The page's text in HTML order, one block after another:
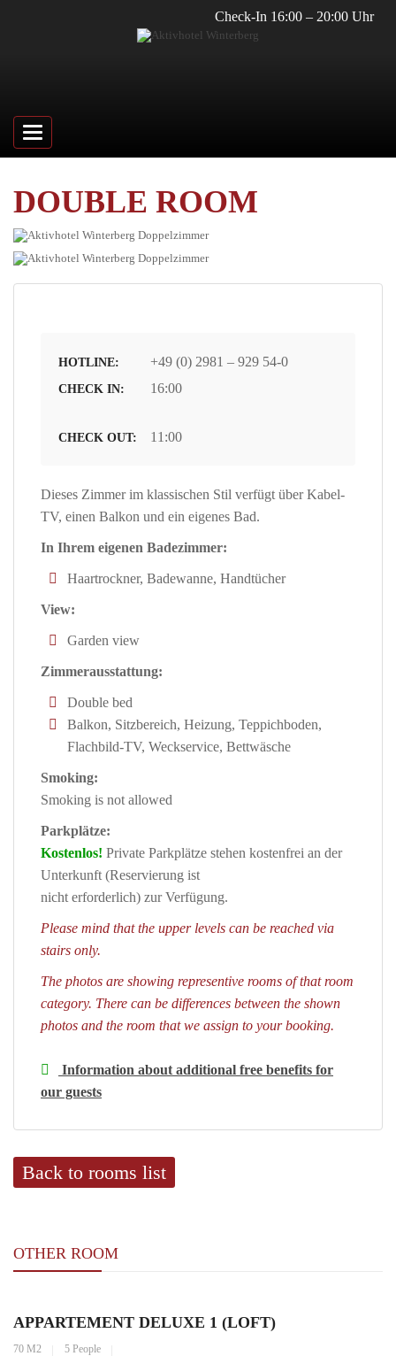
Check-In 16:00 – 20:00 Uhr
Toggle
navigation
DOUBLE ROOM
HOTLINE: +49 (0) 2981 – 929 54-0
CHECK IN: 16:00
CHECK OUT: 11:00
Dieses Zimmer im klassischen Stil verfügt über Kabel-
TV, einen Balkon und ein eigenes Bad.
In Ihrem eigenen Badezimmer:
Haartrockner, Badewanne, Handtücher
View:
Garden view
Zimmerausstattung:
Double bed
Balkon, Sitzbereich, Heizung, Teppichboden,
Flachbild-TV, Weckservice, Bettwäsche
Smoking:
Smoking is not allowed
Parkplätze:
Kostenlos! Private Parkplätze stehen kostenfrei an der
Unterkunft (Reservierung ist
nicht erforderlich) zur Verfügung.
Please mind that the upper levels can be reached via
stairs only.
The photos are showing representive rooms of that room
category. There can be differences between the shown
photos and the room that we assign to your booking.
Information about additional free benefits for
our guests
Back to rooms list
OTHER ROOM
APPARTEMENT DELUXE 1 (LOFT)
70 M2 5 People